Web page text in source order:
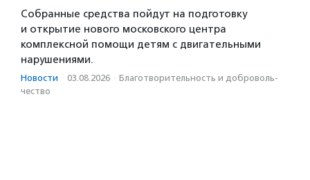
Собранные средства пойдут на подготовку
и открытие нового московского центра
комплексной помощи детям с двигательными
нарушениями.
Новости · 03.08.2026 · Благотвори­тель­ность и доброволь­
чест­во